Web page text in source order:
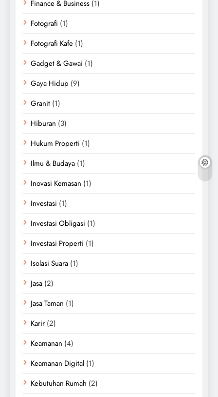
Finance & Business (1)
Fotografi (1)
Fotografi Kafe (1)
Gadget & Gawai (1)
Gaya Hidup (9)
Granit (1)
Hiburan (3)
Hukum Properti (1)
Ilmu & Budaya (1)
Inovasi Kemasan (1)
Investasi (1)
Investasi Obligasi (1)
Investasi Properti (1)
Isolasi Suara (1)
Jasa (2)
Jasa Taman (1)
Karir (2)
Keamanan (4)
Keamanan Digital (1)
Kebutuhan Rumah (2)